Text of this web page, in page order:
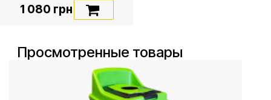
1 080 грн
Просмотренные товары